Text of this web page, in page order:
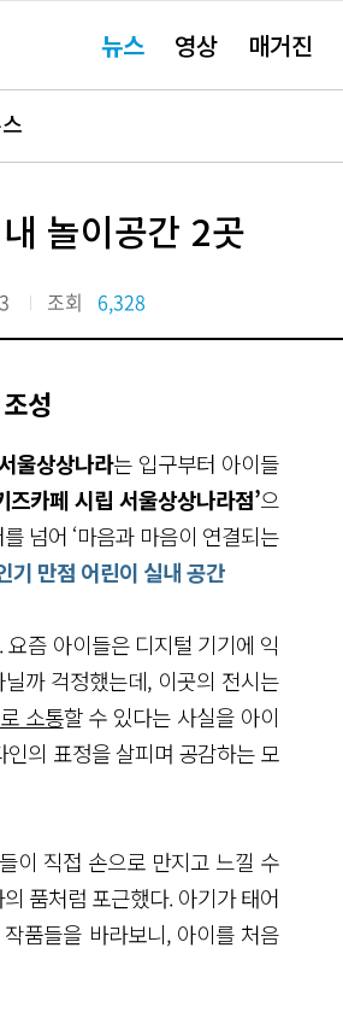
요뉴스 영상 매거진
놀이공간 2곳
조회 6,328
성
울상상나라는 입구부터 아이들
즈카페 시립 서울상상나라점’으
넘어 ‘마음과 마음이 연결되는
만점 어린이 실내 공간
즘 아이들은 디지털 기기에 익
까 걱정했는데, 이곳의 전시는
소통할 수 있다는 사실을 아이
인의 표정을 살피며 공감하는 모
이 직접 손으로 만지고 느낄 수
품처럼 포근했다. 아기가 태어
품들을 바라보니, 아이를 처음